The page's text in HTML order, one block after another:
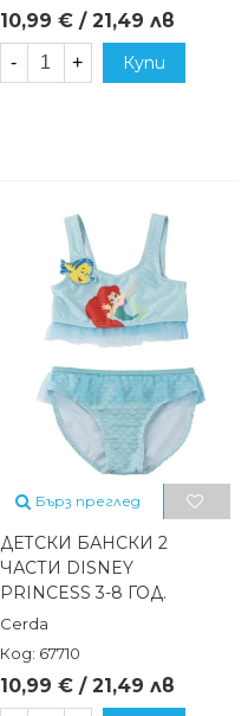
10,99 € / 21,49 лв
- + Купи
Бърз преглед
ДЕТСКИ БАНСКИ 2
ЧАСТИ DISNEY
PRINCESS 3-8 ГОД.
Cerda
Код: 67710
10,99 € / 21,49 лв